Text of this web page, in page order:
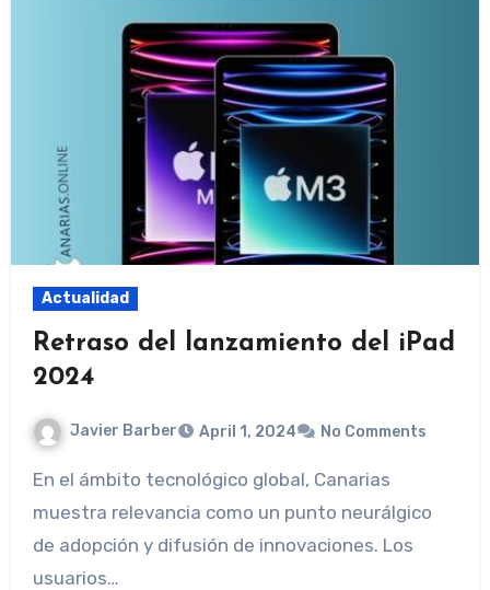
Actualidad
Retraso del lanzamiento del iPad
2024
Javier Barber April 1, 2024 No Comments
En el ámbito tecnológico global, Canarias
muestra relevancia como un punto neurálgico
de adopción y difusión de innovaciones. Los
usuarios…